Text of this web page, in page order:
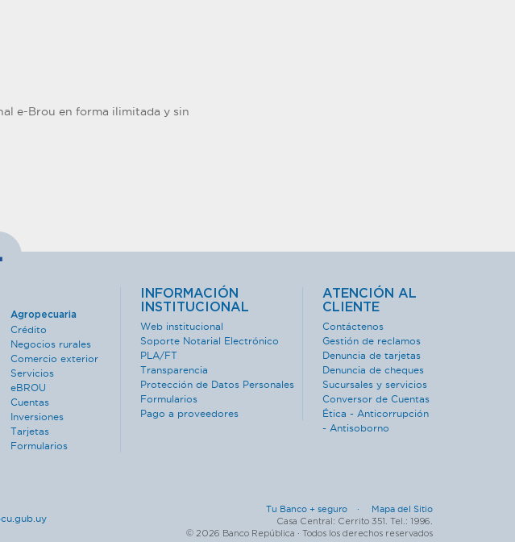
e-Brou en forma ilimitada y sin
Agropecuaria
Crédito
Negocios rurales
Comercio exterior
Servicios
eBROU
Cuentas
Inversiones
Tarjetas
Formularios
INFORMACIÓN
INSTITUCIONAL
Web institucional
Soporte Notarial Electrónico
PLA/FT
Transparencia
Protección de Datos Personales
Formularios
Pago a proveedores
ATENCIÓN AL
CLIENTE
Contáctenos
Gestión de reclamos
Denuncia de tarjetas
Denuncia de cheques
Sucursales y servicios
Conversor de Cuentas
Ética - Anticorrupción
- Antisoborno
Tu Banco + seguro · Mapa del Sitio
Casa Central: Cerrito 351. Tel.: 1996.
© 2026 Banco República · Todos los derechos reservados